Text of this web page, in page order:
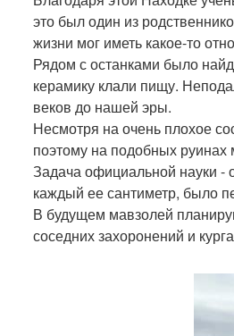
это был один из
жизни мог иметь какое-то
Рядом с останками было
керамику клали пищу.
веков до нашей эры.
Несмотря на очень плохое
поэтому на подобных руинах
Задача официальной науки -
каждый ее сантиметр, было
В будущем мавзолей
соседних захоронений и